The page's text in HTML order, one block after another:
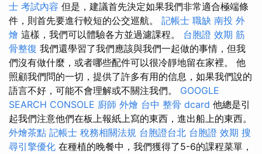
士 考試內容 但是，建議首先決定如果我們非常適合極端條
件，則首先要進行較短的公交巡航。 記帳士 職缺 南投 外
燴 這樣，我們可以體驗各方並過濾課程。 台胞證 效期 筋
骨整復 我們還學習了我們應該與我們一起做的事情，但我
們沒有做什麼，或者哪些配件可以很冷靜地留在家裡。 他
照顧我們問的一切，提供了許多有用的信息，如果我們說的
語言不好，可能不會理解或不關注我們。 GOOGLE
SEARCH CONSOLE 廚師 外燴 台中 整骨 dcard 他總是引
起我們注意他們在板上報紙上寫的東西，進出船上的東西。
外燴茶點 記帳士 稅務相關法規 台胞證台北 台胞證 效期 搜
尋引擎優化 在種植的晚餐中，我們獲得了5-6的課程菜單，